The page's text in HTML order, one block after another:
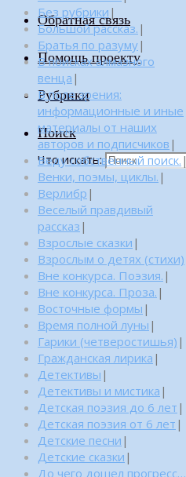
Обратная связь
Помощь проекту
Рубрики
Поиск
Что искать:
Без рубрики |
Большой рассказ. |
Братья по разуму|
В поисках алмазного
венца |
В поле зрения:
информационные и иные
материалы от наших
авторов и подписчиков |
Веду собственный поиск. |
Венки, поэмы, циклы. |
Верлибр |
Веселый правдивый
рассказ |
Взрослые сказки |
Взрослым о детях (стихи)
Вне конкурса. Поэзия. |
Вне конкурса. Проза. |
Восточные формы |
Время полной луны |
Гарики (четверостишья) |
Гражданская лирика |
Детективы |
Детективы и мистика |
Детская поэзия до 6 лет |
Детская поэзия от 6 лет |
Детские песни |
Детские сказки |
До чего дошел прогресс…